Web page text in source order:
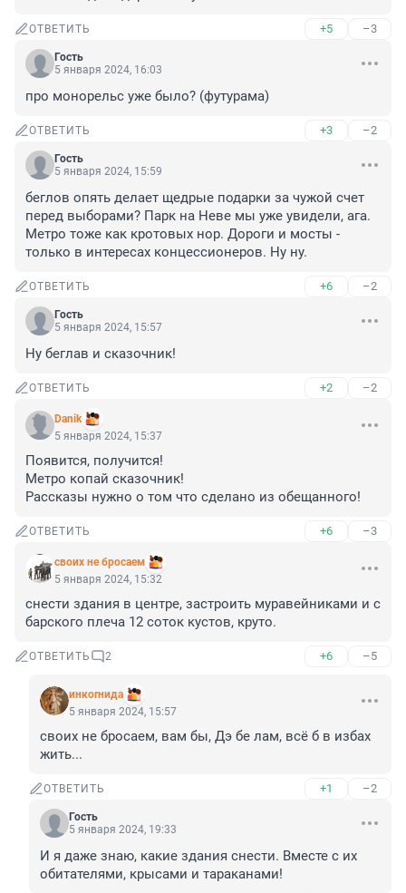
ОТВЕТИТЬ +5 –3
Гость
5 января 2024, 16:03
про монорельс уже было? (футурама)
ОТВЕТИТЬ +3 –2
Гость
5 января 2024, 15:59
беглов опять делает щедрые подарки за чужой счет
перед выборами? Парк на Неве мы уже увидели, ага.
Метро тоже как кротовых нор. Дороги и мосты -
только в интересах концессионеров. Ну ну.
ОТВЕТИТЬ +6 –2
Гость
5 января 2024, 15:57
Ну беглав и сказочник!
ОТВЕТИТЬ +2 –2
Danik
5 января 2024, 15:37
Появится, получится!
Метро копай сказочник!
Рассказы нужно о том что сделано из обещанного!
ОТВЕТИТЬ +6 –3
своих не бросаем
5 января 2024, 15:32
снести здания в центре, застроить муравейниками и с
барского плеча 12 соток кустов, круто.
ОТВЕТИТЬ 2 +6 –5
инкоrнида
5 января 2024, 15:57
своих не бросаем, вам бы, Дэ бе лам, всё б в избах
жить...
ОТВЕТИТЬ +1 –2
Гость
5 января 2024, 19:33
И я даже знаю, какие здания снести. Вместе с их
обитателями, крысами и тараканами!